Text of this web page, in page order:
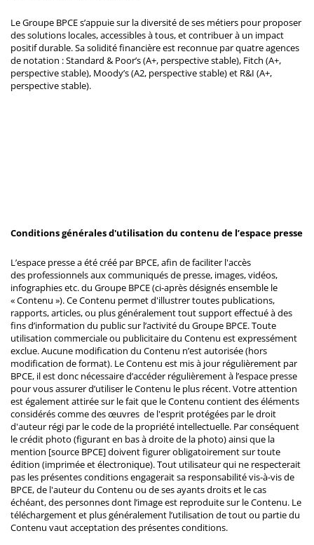
Le Groupe BPCE s’appuie sur la diversité de ses métiers pour proposer
des solutions locales, accessibles à tous, et contribuer à un impact
positif durable. Sa solidité financière est reconnue par quatre agences
de notation : Standard & Poor’s (A+, perspective stable), Fitch (A+,
perspective stable), Moody’s (A2, perspective stable) et R&I (A+,
perspective stable).
Conditions générales d'utilisation du contenu de l’espace presse
L’espace presse a été créé par BPCE, afin de faciliter l'accès
des professionnels aux communiqués de presse, images, vidéos,
infographies etc. du Groupe BPCE (ci-après désignés ensemble le
« Contenu »). Ce Contenu permet d'illustrer toutes publications,
rapports, articles, ou plus généralement tout support effectué à des
fins d’information du public sur l’activité du Groupe BPCE. Toute
utilisation commerciale ou publicitaire du Contenu est expressément
exclue. Aucune modification du Contenu n’est autorisée (hors
modification de format). Le Contenu est mis à jour régulièrement par
BPCE, il est donc nécessaire d’accéder régulièrement à l’espace presse
pour vous assurer d’utiliser le Contenu le plus récent. Votre attention
est également attirée sur le fait que le Contenu contient des éléments
considérés comme des œuvres de l'esprit protégées par le droit
d'auteur régi par le code de la propriété intellectuelle. Par conséquent
le crédit photo (figurant en bas à droite de la photo) ainsi que la
mention [source BPCE] doivent figurer obligatoirement sur toute
édition (imprimée et électronique). Tout utilisateur qui ne respecterait
pas les présentes conditions engagerait sa responsabilité vis-à-vis de
BPCE, de l'auteur du Contenu ou de ses ayants droits et le cas
échéant, des personnes dont l’image est reproduite sur le Contenu. Le
téléchargement et plus généralement l’utilisation de tout ou partie du
Contenu vaut acceptation des présentes conditions.